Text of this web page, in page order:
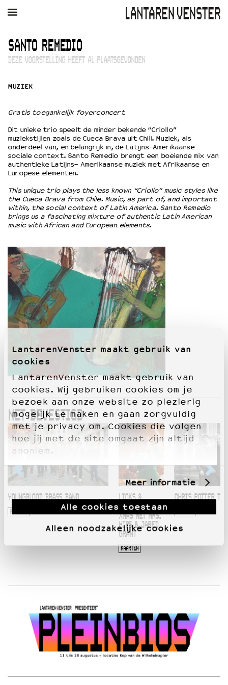
LantarenVenster maakt gebruik van
cookies
LantarenVenster maakt gebruik van
cookies. Wij gebruiken cookies om je
bezoek aan onze website zo plezierig
mogelijk te maken en gaan zorgvuldig
met je privacy om. Cookies die volgen
hoe jij met de site omgaat zijn altijd
anoniem.
Meer informatie
Alle cookies toestaan
Alleen noodzakelijke cookies
AGENDA FILM MUZIEK
Winkelmandje
Zoek
PLAN JE BEZOEK
Bereikbaarheid
Kaartverkoop
EDUCATIE
Schoolvoorstellingen
Filmprogramma’s Primair Onderwijs
Filmprogramma’s VO/MBO
Speciale educatieprogramma’s
OVER LANTARENVENSTER
Wat we doen
Werken bij
Wie is wie
Word vriend
Historie
Partners
Privacyverklaring
Integriteits- en gedragscode
Duurzaamheid
Culturele boycot Israël
Ruimte voor artistieke vrijheid – VNPF
SANTO REMEDIO
DEZE VOORSTELLING HEEFT AL PLAATSGEVONDEN
MUZIEK
Gratis toegankelijk foyerconcert
Dit unieke trio speelt de minder bekende “Criollo”
muziekstijlen zoals de Cueca Brava uit Chili. Muziek, als
onderdeel van, en belangrijk in, de Latijns-Amerikaanse
sociale context. Santo Remedio brengt een boeiende mix van
authentieke Latijns- Amerikaanse muziek met Afrikaanse en
Europese elementen.
This unique trio plays the less known “Criollo” music styles like
the Cueca Brava from Chile. Music, as part of, and important
within, the social context of Latin America. Santo Remedio
brings us a fascinating mixture of authentic Latin American
music with African and European elements.
NET BEVESTIGD
YOUNGBLOOD BRASS BAND
KAARTEN
LICKS &
BRAINS’ FUNKY
XMAS MET MRS.
HIPS & JARED
GRANT
KAARTEN
CHRIS POTTER